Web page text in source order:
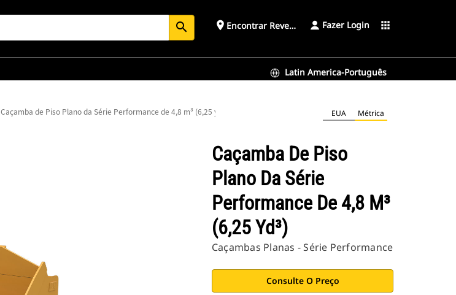
search place Encontrar Revendedor Fazer Login apps
Latin America-Português
Caçamba de Piso Plano da Série Performance de 4,8 m³ (6,25 yd³) EUA Métrica
Caçamba De Piso
Plano Da Série
Performance De 4,8 M³
(6,25 Yd³)
Caçambas Planas - Série Performance
Consulte O Preço